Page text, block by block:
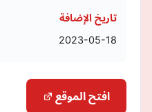
تاريخ الإضافة
2023-05-18
افتح الموقع